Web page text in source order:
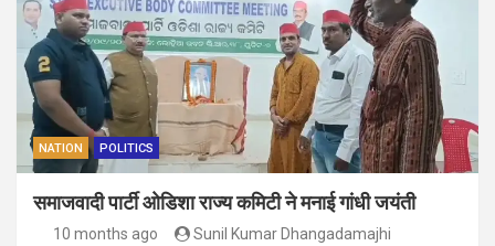
NATION POLITICS
समाजवादी पार्टी ओडिशा राज्य कमिटी ने मनाई गांधी जयंती
10 months ago Sunil Kumar Dhangadamajhi